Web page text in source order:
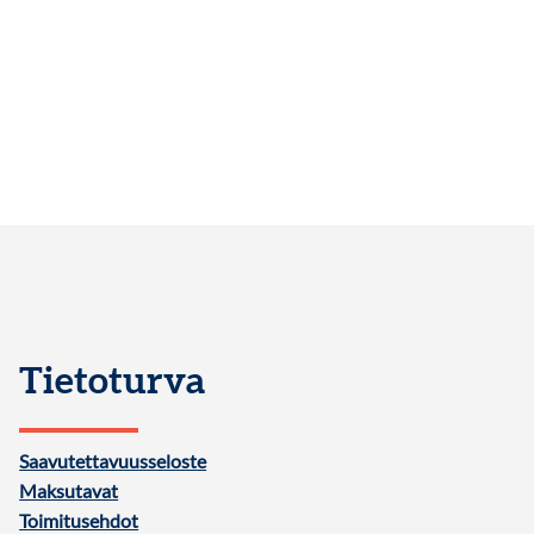
Tietoturva
Saavutettavuusseloste
Maksutavat
Toimitusehdot